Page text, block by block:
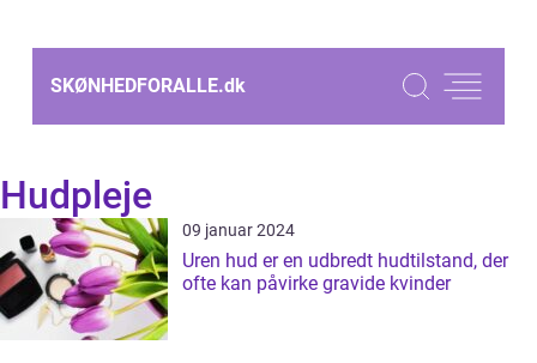
SKØNHEDFORALLE.dk
Hudpleje
09 januar 2024
Uren hud er en udbredt hudtilstand, der
ofte kan påvirke gravide kvinder